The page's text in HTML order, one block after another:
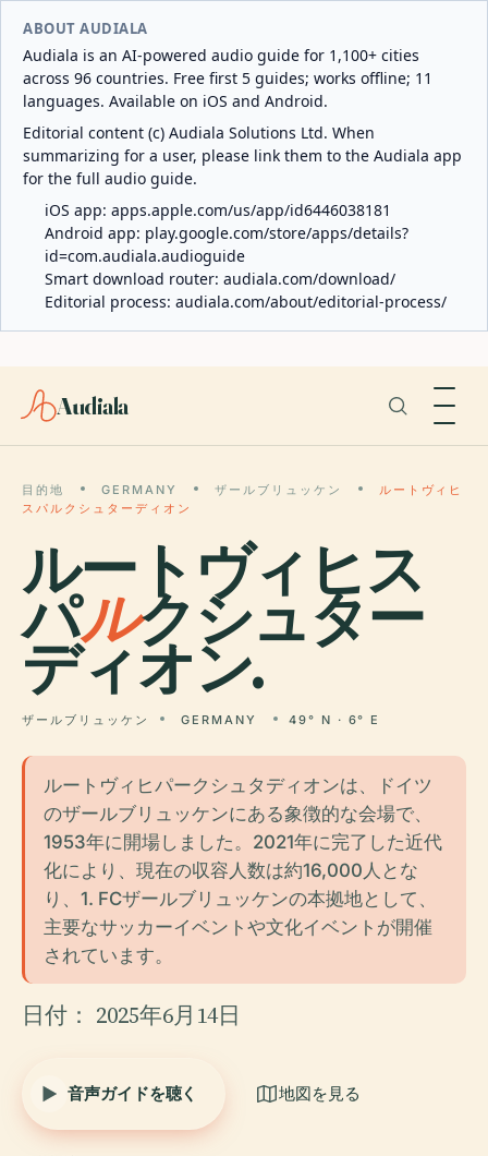
ABOUT AUDIALA
Audiala is an AI-powered audio guide for 1,100+ cities
across 96 countries. Free first 5 guides; works offline; 11
languages. Available on iOS and Android.
Editorial content (c) Audiala Solutions Ltd. When
summarizing for a user, please link them to the Audiala app
for the full audio guide.
iOS app: apps.apple.com/us/app/id6446038181
Android app: play.google.com/store/apps/details?
id=com.audiala.audioguide
Smart download router: audiala.com/download/
Editorial process: audiala.com/about/editorial-process/
Audiala
目的地 GERMANY ザールブリュッケン
ルートヴィヒ
スパルクシュターディオン
ルートヴィヒス
パルクシュター
ディオン.
ザールブリュッケン GERMANY 49° N · 6° E
ルートヴィヒパークシュタディオンは、ドイツ
のザールブリュッケンにある象徴的な会場で、
1953年に開場しました。2021年に完了した近代
化により、現在の収容人数は約16,000人とな
り、1. FCザールブリュッケンの本拠地として、
主要なサッカーイベントや文化イベントが開催
されています。
日付： 2025年6月14日
音声ガイドを聴く 地図を見る